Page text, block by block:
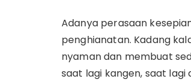
Adanya perasaan
penghianatan. Kadang
nyaman dan membuat
saat lagi kangen, saat lagi